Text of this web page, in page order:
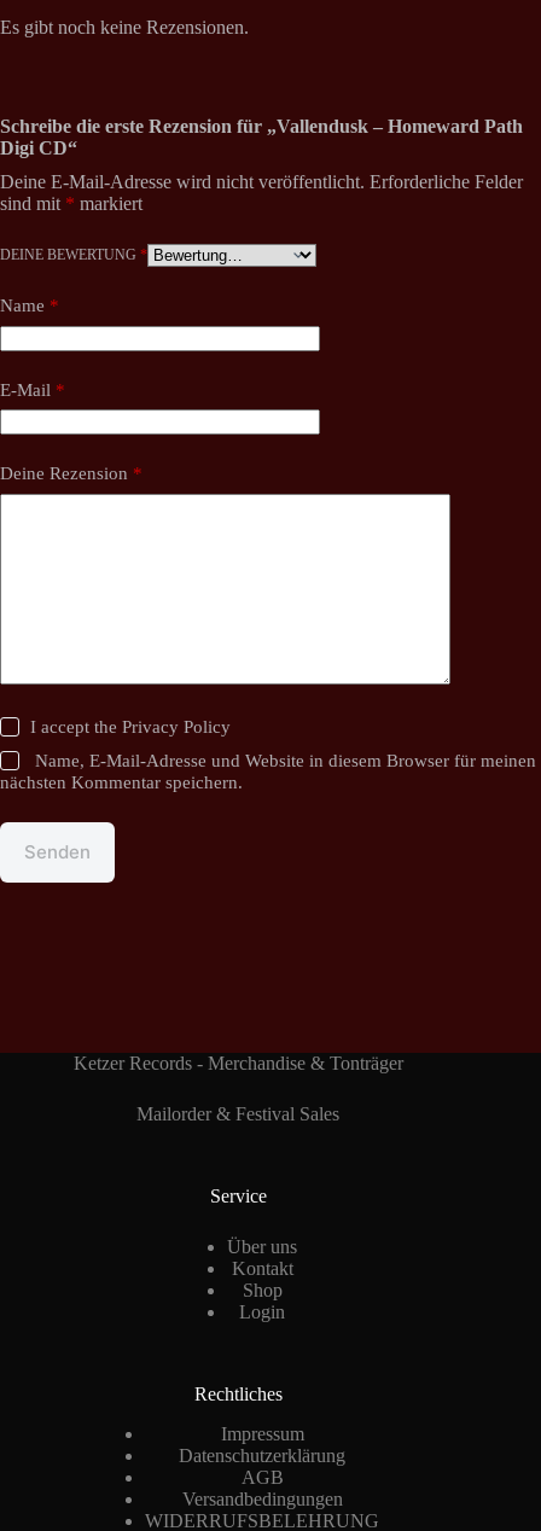
Es gibt noch keine Rezensionen.
Schreibe die erste Rezension für „Vallendusk – Homeward Path
Digi CD“
Deine E-Mail-Adresse wird nicht veröffentlicht. Erforderliche Felder
sind mit * markiert
DEINE BEWERTUNG *
Name *
E-Mail *
Deine Rezension *
I accept thePrivacy Policy
Name, E-Mail-Adresse und Website in diesem Browser für meinen
nächsten Kommentar speichern.
Senden
Ketzer Records - Merchandise & Tonträger
Mailorder & Festival Sales
Service
Über uns
Kontakt
Shop
Login
Rechtliches
Impressum
Datenschutzerklärung
AGB
Versandbedingungen
WIDERRUFSBELEHRUNG